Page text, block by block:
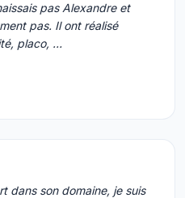
pas Alexandre et
pas. Il ont réalisé
placo, …
dans son domaine, je suis